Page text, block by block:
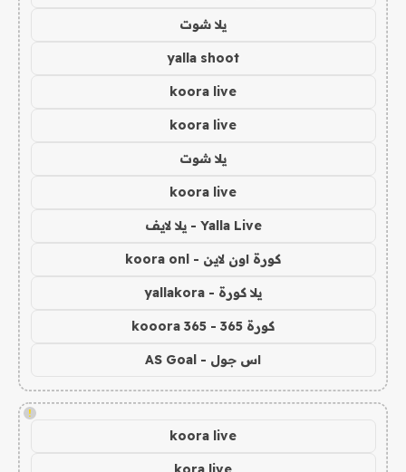
يلا شوت
yalla shoot
koora live
koora live
يلا شوت
koora live
Yalla Live - يلا لايف
كورة اون لاين - koora onl
يلا كورة - yallakora
كورة 365 - kooora 365
اس جول - AS Goal
!
koora live